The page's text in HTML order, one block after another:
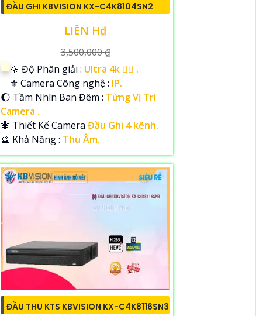
ĐẦU GHI KBVISION KX-C4K8104SN2
LIÊN H₫
3,500,000 ₫
🔆 Độ Phân giải : Ultra 4k 👍🏾 .
⚜️ Camera Công nghệ : IP.
🌔 Tầm Nhìn Ban Đêm : Từng Vị Trí
Camera .
🐜 Thiết Kế Camera Đầu Ghi 4 kênh.
️🔮 Khả Năng : Thu Âm.
ĐẦU THU KTS KBVISION KX-C4K8116SN3